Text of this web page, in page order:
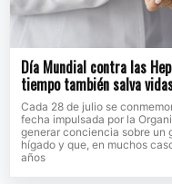
Día Mundial contra las
tiempo también salva
Cada 28 de julio se
fecha impulsada por la
generar conciencia sobre un
hígado y que, en muchos
años